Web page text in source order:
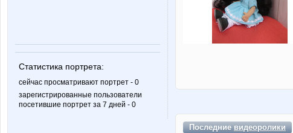
Статистика портрета:
сейчас просматривают портрет - 0
зарегистрированные пользователи
посетившие портрет за 7 дней - 0
Последниевидеоролики